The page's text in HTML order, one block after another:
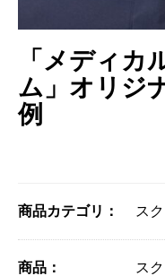
「メディカ
ム」オリジ
例
商品カテゴリ： ス
商品： ス